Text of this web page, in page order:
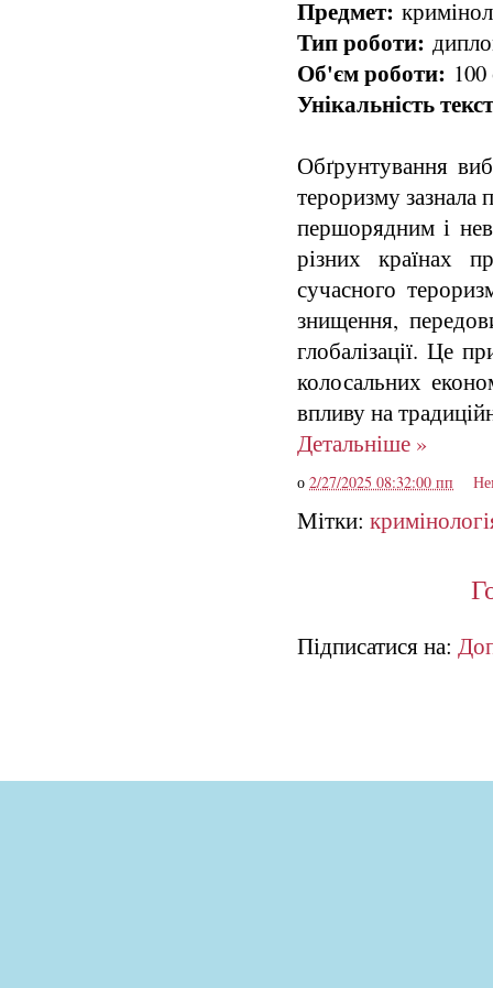
Предмет:
Тип роботи:
Об'єм роботи:
Унікальність
Обґрунтування
тероризму зазнала
першорядним і
різних країнах
сучасного
знищення,
глобалізації. Це
колосальних
впливу на
Детальніше »
о 2/27/2025 08:32:00 пп
Мітки:
Підписатися на: